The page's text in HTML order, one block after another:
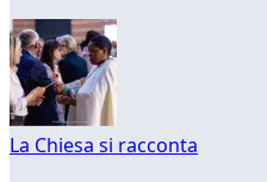
La Chiesa si racconta